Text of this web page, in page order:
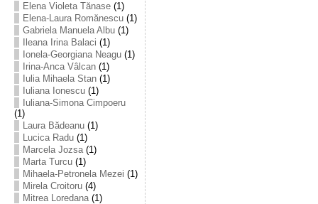
Elena Violeta Tănase(1)
Elena-Laura Romănescu(1)
Gabriela Manuela Albu(1)
Ileana Irina Balaci (1)
Ionela-Georgiana Neagu(1)
Irina-Anca Vâlcan(1)
Iulia Mihaela Stan(1)
Iuliana Ionescu(1)
Iuliana-Simona Cimpoeru
(1)
Laura Bădeanu(1)
Lucica Radu(1)
Marcela Jozsa(1)
Marta Turcu(1)
Mihaela-Petronela Mezei (1)
Mirela Croitoru(4)
Mitrea Loredana(1)